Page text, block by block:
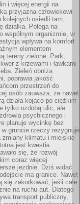
i więcej energii na
przyjazna człowiekowi
kolejnych osiedli tam,
działka. Polega na
wspólnym organizmie, w
wpływa na komfort
elementem
tereny zielone. Park,
z krzewami i ławkami
Zieleń obniża
poprawia jakość
przestrzeń do
osób zauważa, że nawet
działa kojąco po ciężkim
tylko ozdobą ulic, ale
psychicznego i
planuje wycinkę bez
gruncie rzeczy rezygnuje
zmiany klimatu i miejskie
jest kwestia
się, że rozwój
coraz więcej
jezdnie. Dziś widać
ma granice. Nawet
się zakorkować, jeśli całe
na ruchu aut. Dlatego
transport publiczny,